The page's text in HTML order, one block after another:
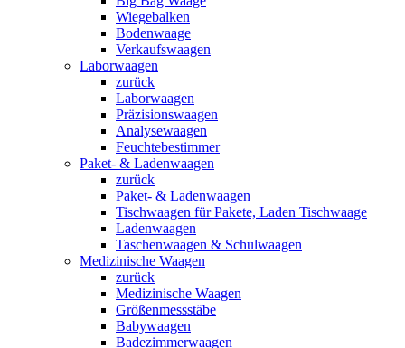
Wiegebalken
Bodenwaage
Verkaufswaagen
Laborwaagen
zurück
Laborwaagen
Präzisionswaagen
Analysewaagen
Feuchtebestimmer
Paket- & Ladenwaagen
zurück
Paket- & Ladenwaagen
Tischwaagen für Pakete, Laden Tischwaage
Ladenwaagen
Taschenwaagen & Schulwaagen
Medizinische Waagen
zurück
Medizinische Waagen
Größenmessstäbe
Babywaagen
Badezimmerwaagen